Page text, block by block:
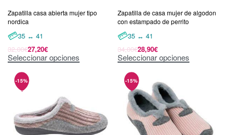
Zapatilla casa abierta mujer tipo
nordica
35 ↔ 41
32,00€27,20€
Seleccionar opciones
Zapatilla de casa mujer de algodon
con estampado de perrito
35 ↔ 41
34,00€28,90€
Seleccionar opciones